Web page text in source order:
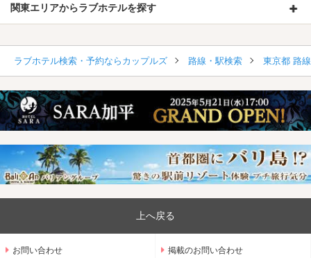
関東エリアからラブホテルを探す
ラブホテル検索・予約ならカップルズ 路線・駅検索 東京都 路
上へ戻る
お問い合わせ 掲載のお問い合わせ